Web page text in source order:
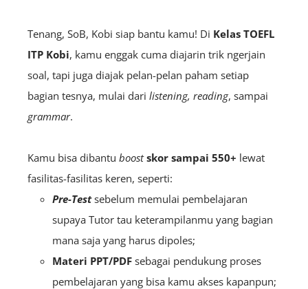
Tenang, SoB, Kobi siap bantu kamu! Di Kelas TOEFL
ITP Kobi, kamu enggak cuma diajarin trik ngerjain
soal, tapi juga diajak pelan-pelan paham setiap
bagian tesnya, mulai dari listening, reading, sampai
grammar.
Kamu bisa dibantu boostskor sampai 550+ lewat
fasilitas-fasilitas keren, seperti:
Pre-Testsebelum memulai pembelajaran
supaya Tutor tau keterampilanmu yang bagian
mana saja yang harus dipoles;
Materi PPT/PDF sebagai pendukung proses
pembelajaran yang bisa kamu akses kapanpun;